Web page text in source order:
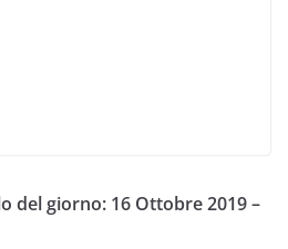
del giorno: 16 Ottobre 2019 –